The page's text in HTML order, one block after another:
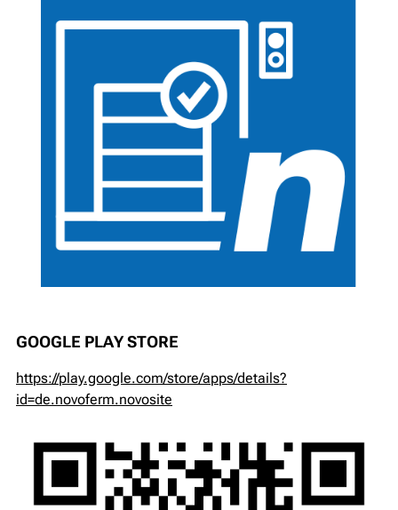
GOOGLE PLAY STORE
https://play.google.com/store/apps/details?
id=de.novoferm.novosite